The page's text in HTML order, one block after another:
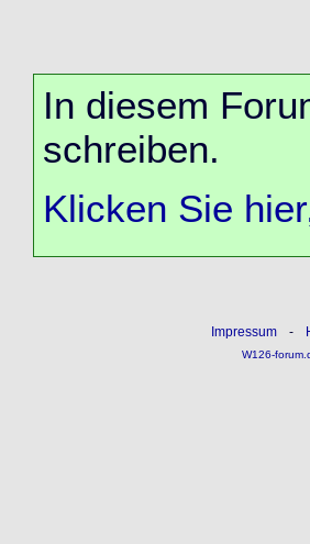
In diesem
schreiben.
Klicken Sie
Impressum -
W126-